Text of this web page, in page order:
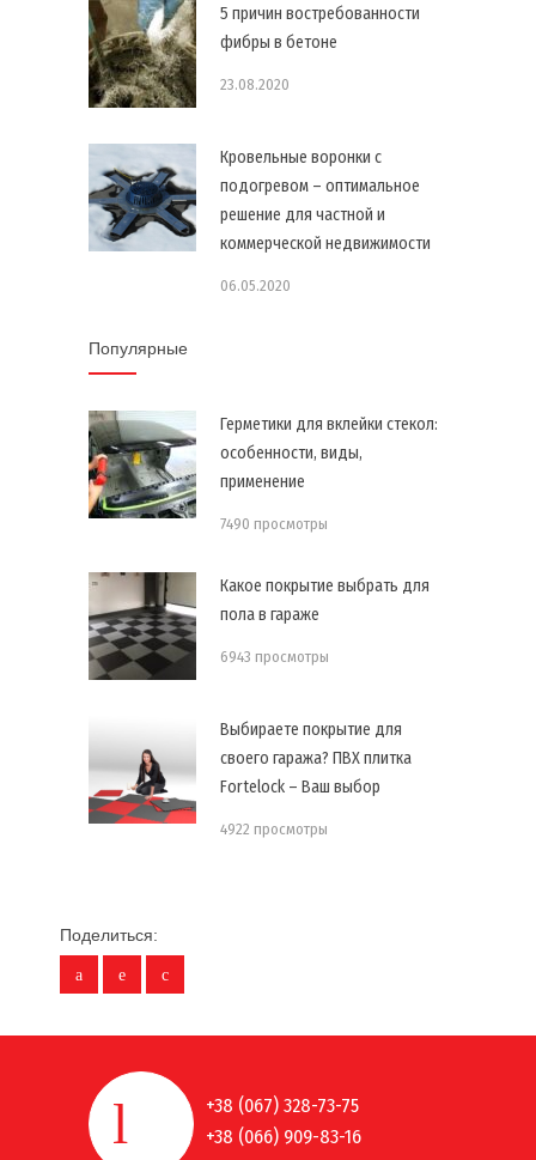
5 причин востребованности
фибры в бетоне
23.08.2020
Кровельные воронки с
подогревом – оптимальное
решение для частной и
коммерческой недвижимости
06.05.2020
Популярные
Герметики для вклейки стекол:
особенности, виды,
применение
7490 просмотры
Какое покрытие выбрать для
пола в гараже
6943 просмотры
Выбираете покрытие для
своего гаража? ПВХ плитка
Fortelock – Ваш выбор
4922 просмотры
Поделиться:
+38 (067) 328-73-75
+38 (066) 909-83-16